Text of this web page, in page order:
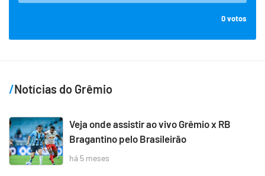
0votos
Notícias do Grêmio
Veja onde assistir ao vivo Grêmio x RB
Bragantino pelo Brasileirão
há 5 meses